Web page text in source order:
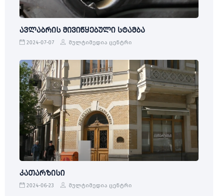
ავლაბრის მივიწყებული სტამბა
2024-07-07 მულტიმედია ცენტრი
კათარზისი
2024-06-23 მულტიმედია ცენტრი